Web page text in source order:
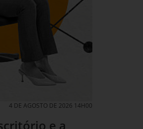
4 DE AGOSTO DE 2026 14H00
e a